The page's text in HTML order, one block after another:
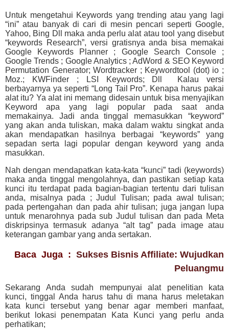
Untuk mengetahui Keywords yang trending atau yang lagi
“ini” atau banyak di cari di mesin pencari seperti Google,
Yahoo, Bing Dll maka anda perlu alat atau tool yang disebut
“keywords Research”, versi gratisnya anda bisa memakai
Google Keywords Planner ; Google Search Console ;
Google Trends ; Google Analytics ; AdWord & SEO Keyword
Permutation Generator; Wordtracker ; Keywordtool (dot) io ;
Moz.; KWFinder ; LSI Keywords; Dll
Kalau versi
berbayarnya ya seperti “Long Tail Pro”. Kenapa harus pakai
alat itu? Ya alat ini memang didesain untuk bisa menyajikan
Keyword apa yang lagi popular pada saat anda
memakainya. Jadi anda tinggal memasukkan “keyword”
yang akan anda tuliskan, maka dalam waktu singkat anda
akan mendapatkan hasilnya berbagai “keywords” yang
sepadan serta lagi popular dengan keyword yang anda
masukkan.
Nah dengan mendapatkan kata-kata “kunci” tadi (keywords)
maka anda tinggal mengolahnya, dan pastikan setiap kata
kunci itu terdapat pada bagian-bagian tertentu dari tulisan
anda, misalnya pada ; Judul Tulisan; pada awal tulisan;
pada pertengahan dan pada ahir tulisan; juga jangan lupa
untuk menarohnya pada sub Judul tulisan dan pada Meta
diskripsinya termasuk adanya “alt tag” pada image atau
keterangan gambar yang anda sertakan.
Baca Juga : Sukses Bisnis Affiliate: Wujudkan
Peluangmu
Sekarang Anda sudah mempunyai alat penelitian kata
kunci, tinggal Anda harus tahu di mana harus meletakan
kata kunci tersebut yang benar agar memberi manfaat,
berikut lokasi penempatan Kata Kunci yang perlu anda
perhatikan;